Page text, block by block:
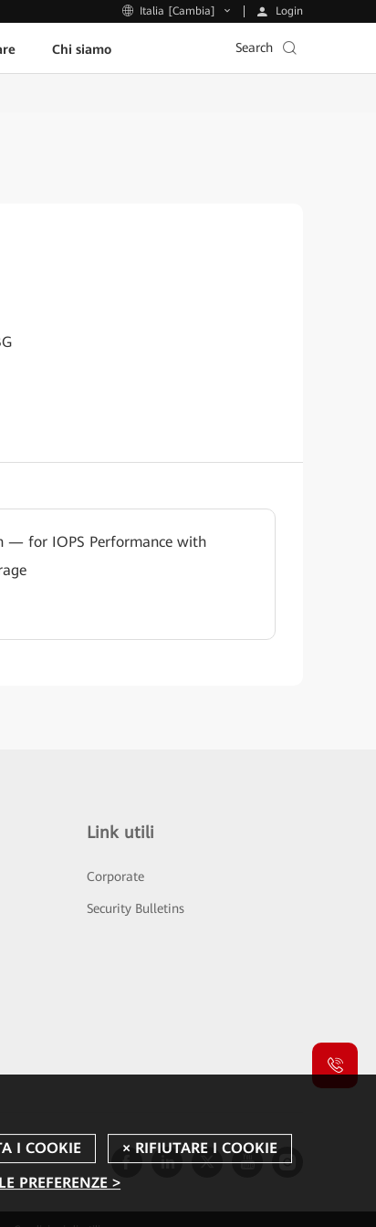
Italia [Cambia] Login
Chi siamo Search
— for IOPS Performance with
Link utili
Corporate
Security Bulletins
PREFERENZE >